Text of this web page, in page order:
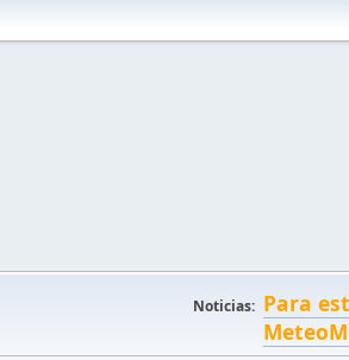
Noticias: Para